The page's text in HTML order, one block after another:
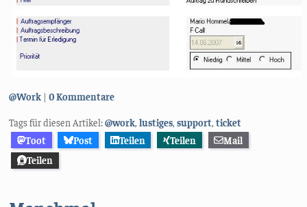
Kategorien:
@Work 0 Kommentare
Tags für diesen Artikel:@work,lustiges,support,ticket
Toot
Post Teilen Teilen
Mail
Teilen